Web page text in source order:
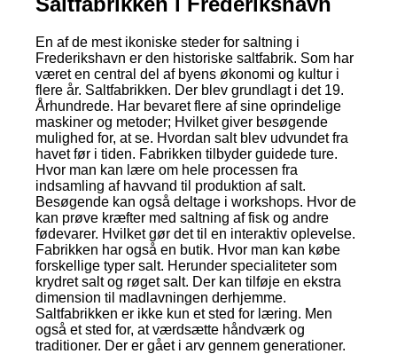
En af de mest ikoniske steder for saltning i
Frederikshavn er den historiske saltfabrik. Som har
været en central del af byens økonomi og kultur i
flere år. Saltfabrikken. Der blev grundlagt i det 19.
Århundrede. Har bevaret flere af sine oprindelige
maskiner og metoder; Hvilket giver besøgende
mulighed for, at se. Hvordan salt blev udvundet fra
havet før i tiden. Fabrikken tilbyder guidede ture.
Hvor man kan lære om hele processen fra
indsamling af havvand til produktion af salt.
Besøgende kan også deltage i workshops. Hvor de
kan prøve kræfter med saltning af fisk og andre
fødevarer. Hvilket gør det til en interaktiv oplevelse.
Fabrikken har også en butik. Hvor man kan købe
forskellige typer salt. Herunder specialiteter som
krydret salt og røget salt. Der kan tilføje en ekstra
dimension til madlavningen derhjemme.
Saltfabrikken er ikke kun et sted for læring. Men
også et sted for, at værdsætte håndværk og
traditioner. Der er gået i arv gennem generationer.